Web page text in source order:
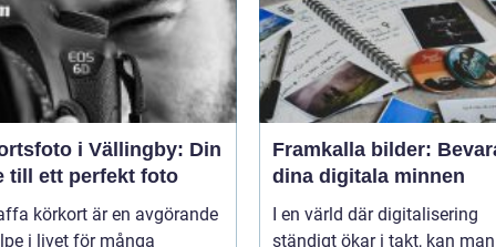
i Vällingby: Din
till ett perfekt foto
körkort är en avgörande
i livet för många
Framkalla bilder:
dina digitala minnen
I en värld där digitalisering
ständigt ökar i takt, kan